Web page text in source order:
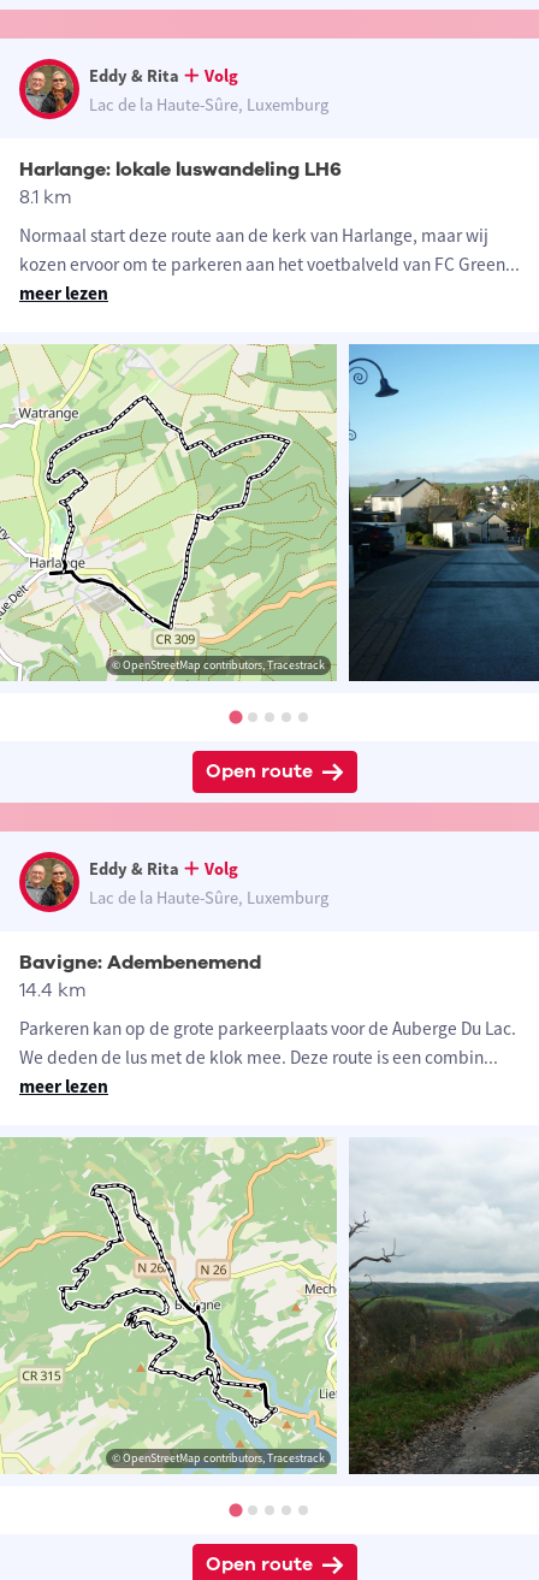
Eddy & Rita
Volg
Lac de la Haute-Sûre, Luxemburg
Harlange: lokale luswandeling LH6
8.1 km
Normaal start deze route aan de kerk van Harlange, maar wij
kozen ervoor om te parkeren aan het voetbalveld van FC Green...
meer lezen
© OpenStreetMap contributors, Tracestrack
Open route
Eddy & Rita
Volg
Lac de la Haute-Sûre, Luxemburg
Bavigne: Adembenemend
14.4 km
Parkeren kan op de grote parkeerplaats voor de Auberge Du Lac.
We deden de lus met de klok mee. Deze route is een combin...
meer lezen
© OpenStreetMap contributors, Tracestrack
Open route